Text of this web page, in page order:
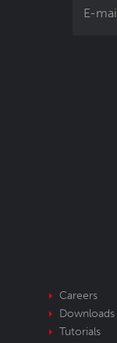
Careers
Downloads
Tutorials